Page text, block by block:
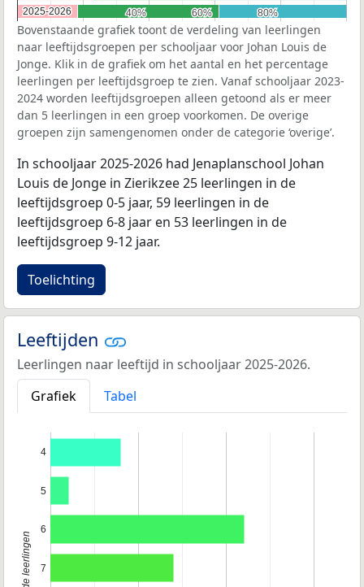
40%
40% 60%
60% 80%
80%
2025-2026
2025-2026
Bovenstaande grafiek toont de verdeling van leerlingen
naar leeftijdsgroepen per schooljaar voor Johan Louis de
Jonge. Klik in de grafiek om het aantal en het percentage
leerlingen per leeftijdsgroep te zien. Vanaf schooljaar 2023-
2024 worden leeftijdsgroepen alleen getoond als er meer
dan 5 leerlingen in een groep voorkomen. De overige
groepen zijn samengenomen onder de categorie ‘overige’.
In schooljaar 2025-2026 had Jenaplanschool Johan
Louis de Jonge in Zierikzee 25 leerlingen in de
leeftijdsgroep 0-5 jaar, 59 leerlingen in de
leeftijdsgroep 6-8 jaar en 53 leerlingen in de
leeftijdsgroep 9-12 jaar.
Toelichting
Leeftijden
Leerlingen naar leeftijd in schooljaar 2025-2026.
Grafiek
Tabel
4
5
6
7